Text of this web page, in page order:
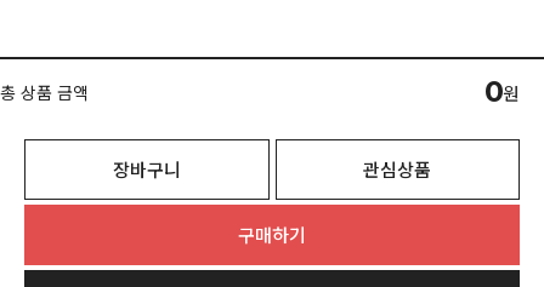
총 상품 금액 0원
장바구니 관심상품
구매하기